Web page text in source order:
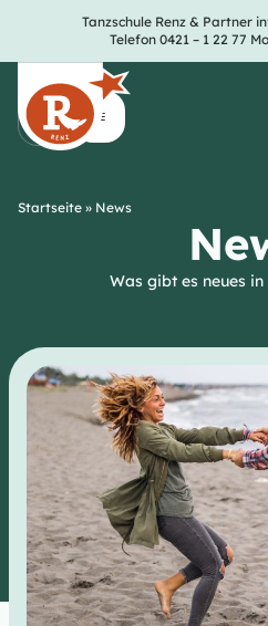
Tanzschule Renz & Partner
Telefon 0421 – 1 22 77
Startseite » News
Was gibt es neues in